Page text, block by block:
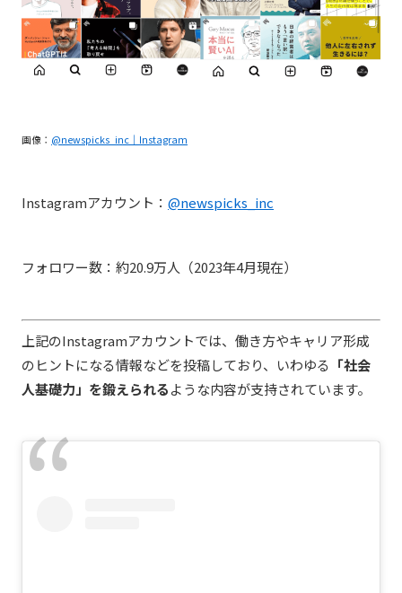
画像： @newspicks_inc｜Instagram
Instagramアカウント： @newspicks_inc
フォロワー数：約20.9万人（2023年4月現在）
上記のInstagramアカウントでは、働き方やキャリア形成
のヒントになる情報などを投稿しており、いわゆる 「社会
人基礎力」を鍛えられるような内容が支持されています。